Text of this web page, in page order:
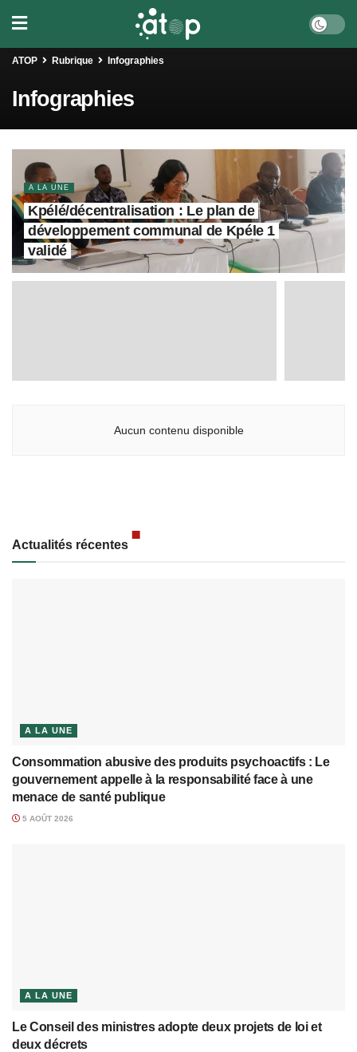
ATOP Rubrique Infographies
Infographies
A LA UNE
Kpélé/décentralisation : Le plan de
développement communal de Kpéle 1
validé
Aucun contenu disponible
Actualités récentes
A LA UNE
Consommation abusive des produits psychoactifs : Le
gouvernement appelle à la responsabilité face à une
menace de santé publique
5 AOÛT 2026
A LA UNE
Le Conseil des ministres adopte deux projets de loi et
deux décrets